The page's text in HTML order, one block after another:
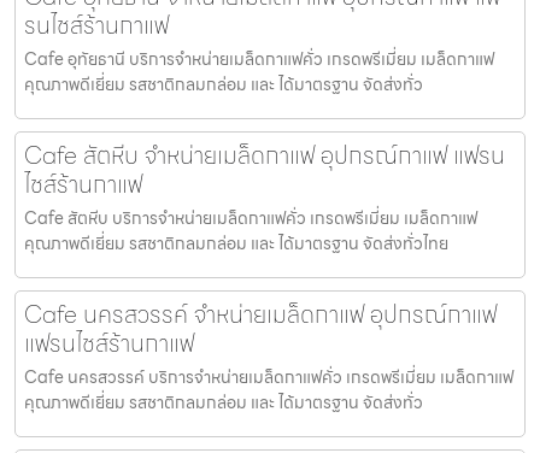
รนไชส์ร้านกาแฟ
Cafe อุทัยธานี บริการจำหน่ายเมล็ดกาแฟคั่ว เกรดพรีเมี่ยม เมล็ดกาแฟ
คุณภาพดีเยี่ยม รสชาติกลมกล่อม และ ได้มาตรฐาน จัดส่งทั่ว
Cafe สัตหีบ จำหน่ายเมล็ดกาแฟ อุปกรณ์กาแฟ แฟรน
ไชส์ร้านกาแฟ
Cafe สัตหีบ บริการจำหน่ายเมล็ดกาแฟคั่ว เกรดพรีเมี่ยม เมล็ดกาแฟ
คุณภาพดีเยี่ยม รสชาติกลมกล่อม และ ได้มาตรฐาน จัดส่งทั่วไทย
Cafe นครสวรรค์ จำหน่ายเมล็ดกาแฟ อุปกรณ์กาแฟ
แฟรนไชส์ร้านกาแฟ
Cafe นครสวรรค์ บริการจำหน่ายเมล็ดกาแฟคั่ว เกรดพรีเมี่ยม เมล็ดกาแฟ
คุณภาพดีเยี่ยม รสชาติกลมกล่อม และ ได้มาตรฐาน จัดส่งทั่ว